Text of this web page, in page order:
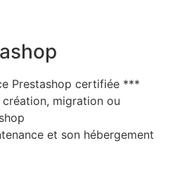
Prestashop certifiée ***
migration ou
et son hébergement